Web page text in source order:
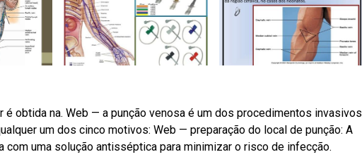
obtida na. Web — a punção venosa é um dos procedimentos invasivos
um dos cinco motivos: Web — preparação do local de punção: A
uma solução antisséptica para minimizar o risco de infecção.